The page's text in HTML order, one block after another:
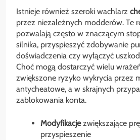
Istnieje również szeroki wachlarz
przez niezależnych modderów. Te
pozwalają często w znaczącym
silnika, przyspieszyć zdobywanie
doświadczenia czy wyłączyć
Choć mogą dostarczyć wielu
zwiększone ryzyko wykrycia przez
antycheatowe, a w skrajnych
zablokowania konta.
Modyfikacjezwiększające
przyspieszenie